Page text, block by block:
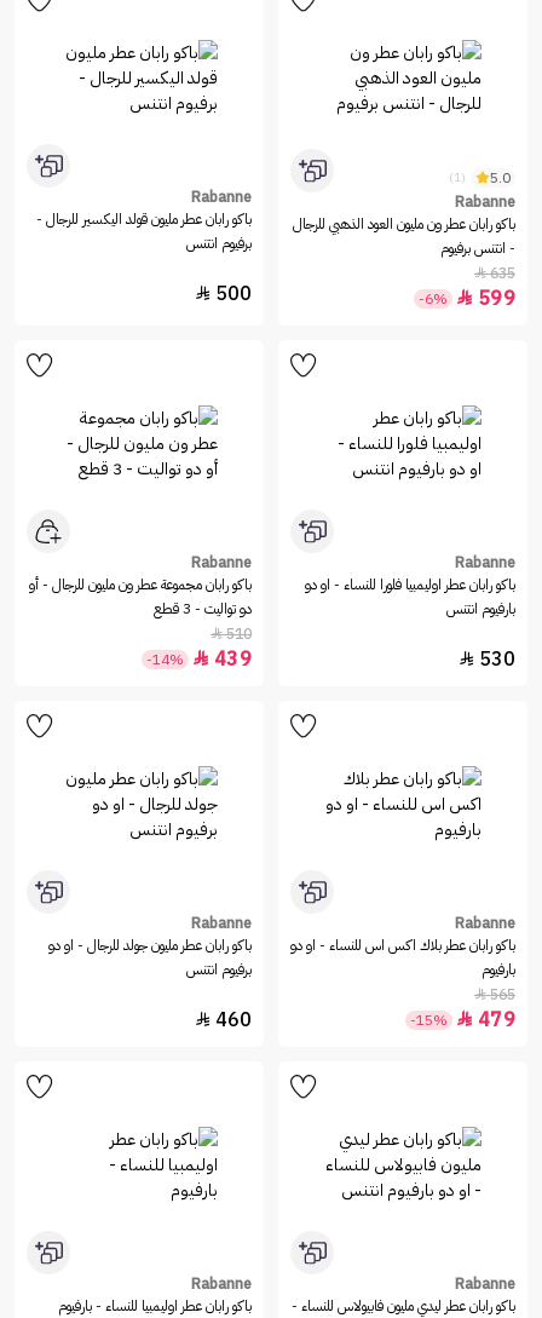
5.0
(1)
Rabanne
باكو رابان عطر ون مليون العود الذهبي للرجال
- انتنس برفيوم
635

599

-6%
Rabanne
باكو رابان عطر مليون قولد اليكسير للرجال -
برفيوم انتنس
500

Rabanne
باكو رابان عطر اوليمبيا فلورا للنساء - او دو
بارفيوم انتنس
530

Rabanne
باكو رابان مجموعة عطر ون مليون للرجال - أو
دو تواليت - 3 قطع
510

439

-14%
Rabanne
باكو رابان عطر بلاك اكس اس للنساء - او دو
بارفيوم
565

479

-15%
Rabanne
باكو رابان عطر مليون جولد للرجال - او دو
برفيوم انتنس
460

Rabanne
باكو رابان عطر ليدي مليون فابيولاس للنساء -
Rabanne
باكو رابان عطر اوليمبيا للنساء - بارفيوم